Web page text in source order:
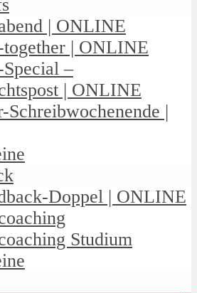
| ONLINE
together | ONLINE
–
| ONLINE
Schreibwochenende |
Doppel | ONLINE
Studium